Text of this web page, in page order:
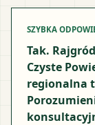
SZYBKA
Tak.
Czyste
regionalna